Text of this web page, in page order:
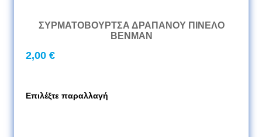
ΣΥΡΜΑΤΟΒΟΥΡΤΣΑ ΔΡΑΠΑΝΟΥ ΠΙΝΕΛΟ
ΒΕΝΜΑΝ
2,00 €
Επιλέξτε παραλλαγή